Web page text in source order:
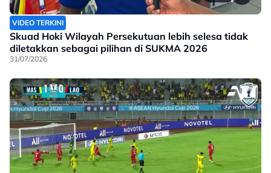
VIDEO TERKINI
Skuad Hoki Wilayah Persekutuan lebih selesa tidak
diletakkan sebagai pilihan di SUKMA 2026
31/07/2026